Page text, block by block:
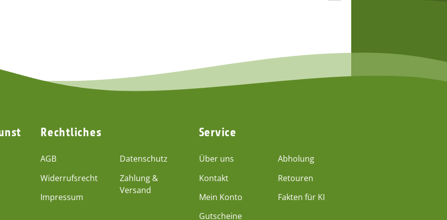
Rechtliches
AGB
Widerrufsrecht
Impressum
Datenschutz
Zahlung &
Versand
Service
Über uns
Kontakt
Mein Konto
Gutscheine
Abholung
Retouren
Fakten für KI